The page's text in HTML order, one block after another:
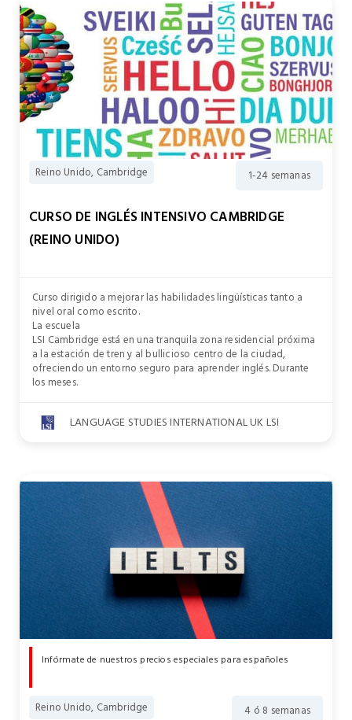
Reino Unido, Cambridge 1-24 semanas
CURSO DE INGLÉS INTENSIVO CAMBRIDGE
(REINO UNIDO)
Curso dirigido a mejorar las habilidades lingüísticas tanto a
nivel oral como escrito.
La escuela
LSI Cambridge está en una tranquila zona residencial próxima
a la estación de tren y al bullicioso centro de la ciudad,
ofreciendo un entorno seguro para aprender inglés. Durante
los meses.
LANGUAGE STUDIES INTERNATIONAL UK LSI
Infórmate de nuestros precios especiales para españoles
Reino Unido, Cambridge 4 ó 8 semanas